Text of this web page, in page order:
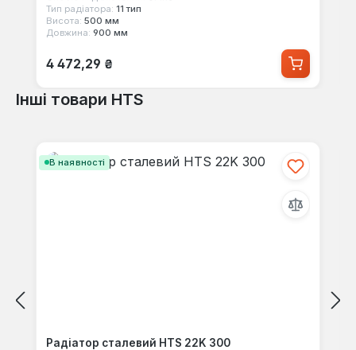
Тип радіатора: 11 тип
Висота: 500 мм
Довжина: 900 мм
Звичайна ціна:
4 472,29 ₴
Інші товари HTS
В наявності
Радіатор сталевий HTS 22K 300